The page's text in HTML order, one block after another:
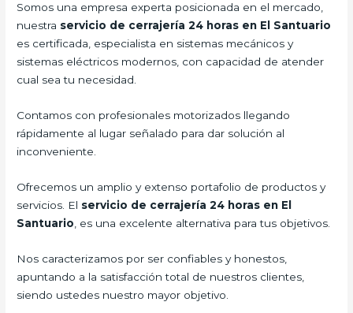
Somos una empresa experta posicionada en el mercado,
nuestra servicio de cerrajería 24 horas en El Santuario
es certificada, especialista en sistemas mecánicos y
sistemas eléctricos modernos, con capacidad de atender
cual sea tu necesidad.
Contamos con profesionales motorizados llegando
rápidamente al lugar señalado para dar solución al
inconveniente.
Ofrecemos un amplio y extenso portafolio de productos y
servicios. El servicio de cerrajería 24 horas en El
Santuario , es una excelente alternativa para tus objetivos.
Nos caracterizamos por ser confiables y honestos,
apuntando a la satisfacción total de nuestros clientes,
siendo ustedes nuestro mayor objetivo.